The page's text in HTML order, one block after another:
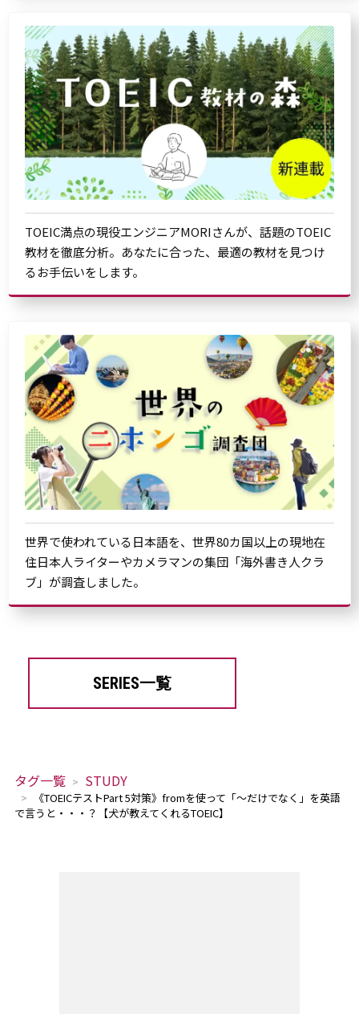
TOEIC満点の現役エンジニアMORIさんが、話題のTOEIC
教材を徹底分析。あなたに合った、最適の教材を見つけ
るお手伝いをします。
世界で使われている日本語を、世界80カ国以上の現地在
住日本人ライターやカメラマンの集団「海外書き人クラ
ブ」が調査しました。
SERIES一覧
タグ一覧 STUDY
《TOEICテストPart 5対策》fromを使って「～だけでなく」を英語
で言うと・・・？【犬が教えてくれるTOEIC】